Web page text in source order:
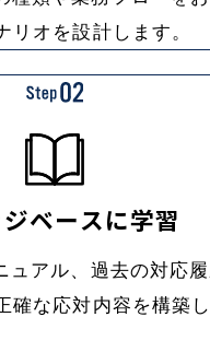
オを設計します。
ベースに学習
ュアル、過去の対応
確な応対内容を構築し